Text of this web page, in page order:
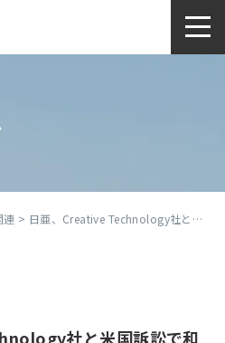
連 > 日亜、Creative Technology社と米国訴訟で和解
社と米国訴訟で和